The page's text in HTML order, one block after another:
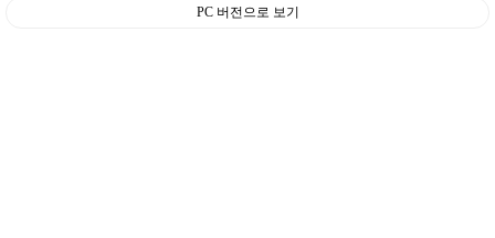
PC 버전으로 보기